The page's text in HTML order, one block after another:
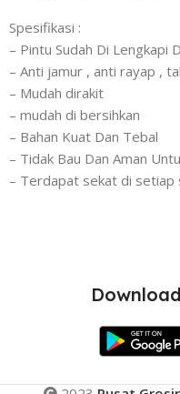
Spesifikasi :
– Pintu Sudah Di Lengkapi
– Anti jamur , anti rayap ,
– Mudah dirakit
– mudah di bersihkan
– Bahan Kuat Dan Tebal
– Tidak Bau Dan Aman
– Terdapat sekat di setiap